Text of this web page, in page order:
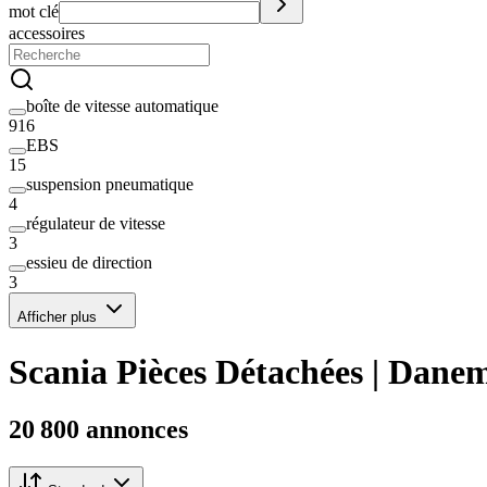
mot clé
accessoires
boîte de vitesse automatique
916
EBS
15
suspension pneumatique
4
régulateur de vitesse
3
essieu de direction
3
Afficher plus
Scania Pièces Détachées |
20 800 annonces